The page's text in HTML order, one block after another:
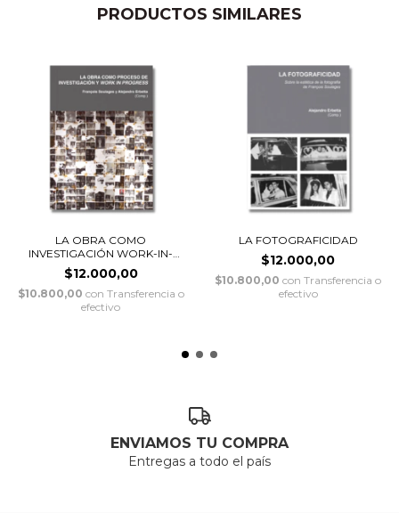
PRODUCTOS SIMILARES
LA OBRA COMO
INVESTIGACIÓN WORK-IN-
PROGR...
$12.000,00
$10.800,00 con Transferencia o
efectivo
LA FOTOGRAFICIDAD
$12.000,00
$10.800,00con Transferencia o
efectivo
ENVIAMOS TU COMPRA
Entregas a todo el país